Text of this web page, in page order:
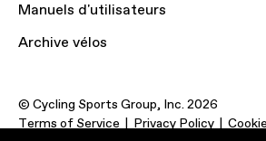
Manuels d'utilisateurs
Archive vélos
© Cycling Sports Group, Inc. 2026
Terms of Service
Privacy Policy